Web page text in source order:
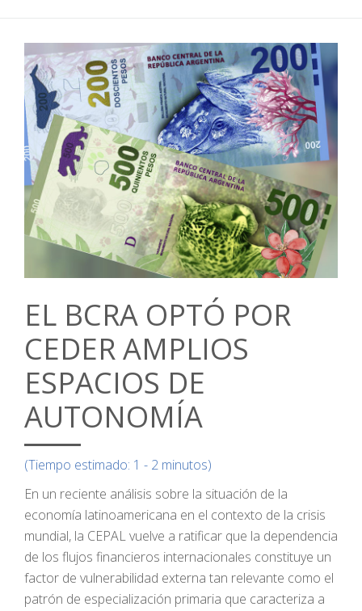
EL BCRA OPTÓ POR
CEDER AMPLIOS
ESPACIOS DE
AUTONOMÍA
(Tiempo estimado: 1 - 2 minutos)
En un reciente análisis sobre la situación de la
economía latinoamericana en el contexto de la crisis
mundial, la CEPAL vuelve a ratificar que la dependencia
de los flujos financieros internacionales constituye un
factor de vulnerabilidad externa tan relevante como el
patrón de especialización primaria que caracteriza a